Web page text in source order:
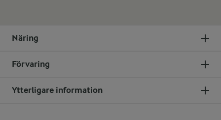
Näring
Förvaring
Ytterligare information